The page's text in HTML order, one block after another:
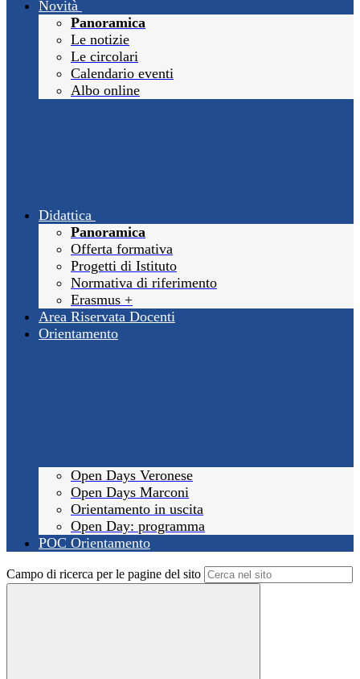
Novità
Panoramica
Le notizie
Le circolari
Calendario eventi
Albo online
Didattica
Panoramica
Offerta formativa
Progetti di Istituto
Normativa di riferimento
Erasmus +
Area Riservata Docenti
Orientamento
Open Days Veronese
Open Days Marconi
Orientamento in uscita
Open Day: programma
POC Orientamento
Campo di ricerca per le pagine del sito